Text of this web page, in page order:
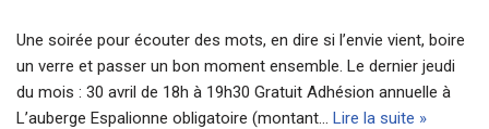
Une soirée pour écouter des mots, en dire si l’envie vient, boire
un verre et passer un bon moment ensemble. Le dernier jeudi
du mois : 30 avril de 18h à 19h30 Gratuit Adhésion annuelle à
L’auberge Espalionne obligatoire (montant… Lire la suite »